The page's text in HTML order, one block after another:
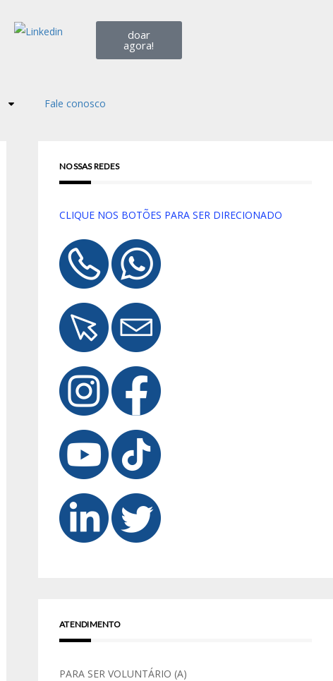
doar
agora!
Fale conosco
NOSSAS REDES
CLIQUE NOS BOTÕES PARA SER DIRECIONADO
ATENDIMENTO
PARA SER VOLUNTÁRIO (A)